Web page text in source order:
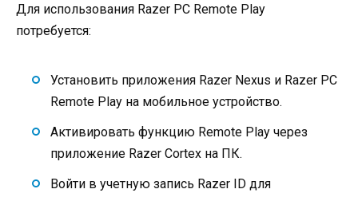
Для использования Razer PC Remote Play
потребуется:
Установить приложения Razer Nexus и Razer PC
Remote Play на мобильное устройство.
Активировать функцию Remote Play через
приложение Razer Cortex на ПК.
Войти в учетную запись Razer ID для